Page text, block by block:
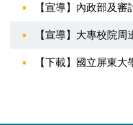
【宣導】內政部及審計
【宣導】大專校院周邊
【下載】國立屏東